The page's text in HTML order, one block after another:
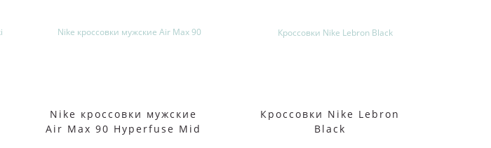
Nike кроссовки мужские
Air Max 90 Hyperfuse Mid
Кроссовки Nike Lebron
Black